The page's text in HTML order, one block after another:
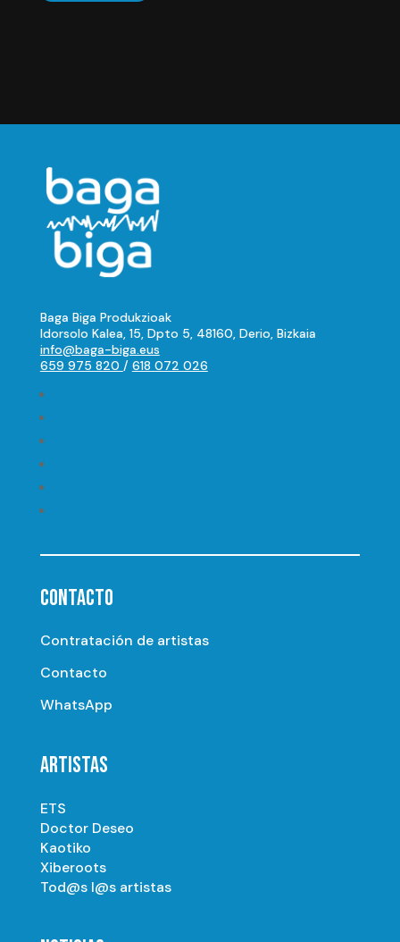
original
Baga Biga Produkzioak
Idorsolo Kalea, 15, Dpto 5, 48160, Derio, Bizkaia
info@baga-biga.eus
659 975 820 / 618 072 026
CONTACTO
Contratación de artistas
Contacto
WhatsApp
ARTISTAS
ETS
Doctor Deseo
Kaotiko
Xiberoots
Tod@s l@s artistas